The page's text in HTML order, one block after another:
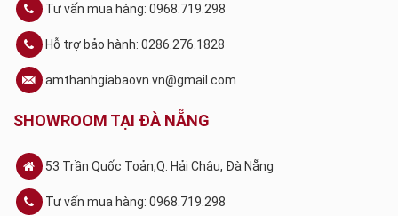
Tư vấn mua hàng: 0968.719.298
Hỗ trợ bảo hành: 0286.276.1828
amthanhgiabaovn.vn@gmail.com
SHOWROOM TẠI ĐÀ NẴNG
53 Trần Quốc Toản,Q. Hải Châu, Đà Nẵng
Tư vấn mua hàng: 0968.719.298